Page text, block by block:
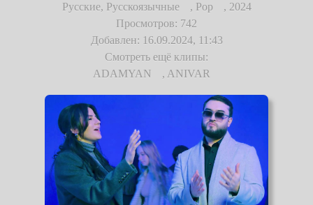
Русские, Русскоязычные , Pop , 2024
Просмотров: 742
Добавлен: 16.09.2024, 11:43
Смотреть ещё клипы:
ADAMYAN
, ANIVAR